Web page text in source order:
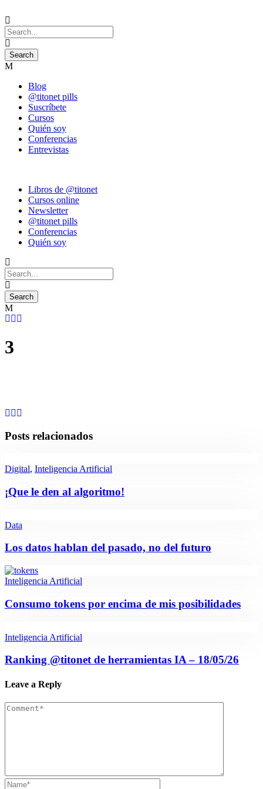
Blog
@titonet pills
Suscríbete
Cursos
Quién soy
Conferencias
Entrevistas
Libros de @titonet
Cursos online
Newsletter
@titonet pills
Conferencias
Quién soy
3
Posts relacionados
Digital, Inteligencia Artificial
¡Que le den al algoritmo!
Data
Los datos hablan del pasado, no del futuro
Inteligencia Artificial
Consumo tokens por encima de mis posibilidades
Inteligencia Artificial
Ranking @titonet de herramientas IA – 18/05/26
Leave a Reply